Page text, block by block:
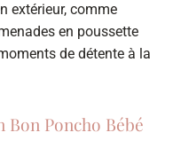
extérieur, comme
en poussette
de détente à la
Bon Poncho Bébé